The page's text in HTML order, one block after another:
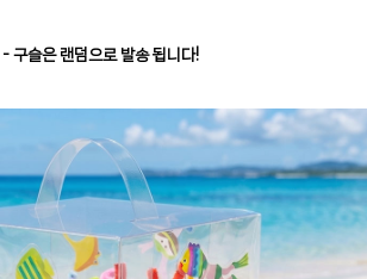
- 구슬은 랜덤으로 발송 됩니다!